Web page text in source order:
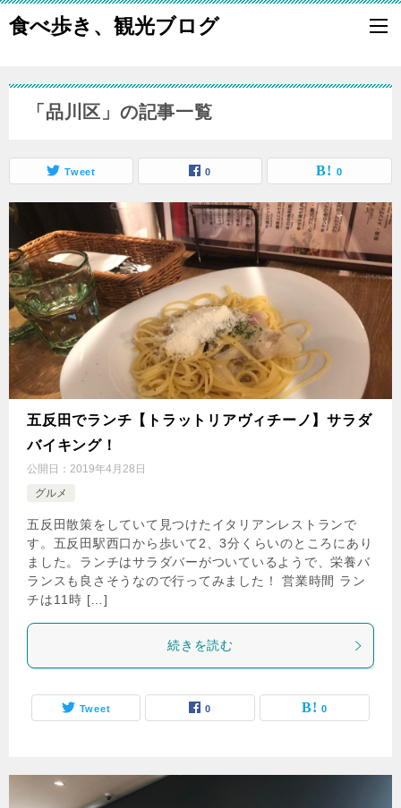
食べ歩き、観光ブログ
「品川区」の記事一覧
Tweet 0 0
五反田でランチ【トラットリアヴィチーノ】サラダ
バイキング！
公開日： 2019年4月28日
グルメ
五反田散策をしていて見つけたイタリアンレストランで
す。五反田駅西口から歩いて2、3分くらいのところにあり
ました。ランチはサラダバーがついているようで、栄養バ
ランスも良さそうなので行ってみました！ 営業時間 ラン
チは11時 […]
続きを読む
Tweet 0 0